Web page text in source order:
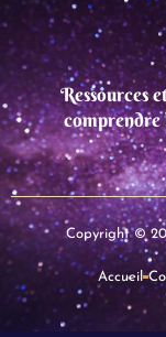
Ressources
comprendre
Copyright ©
Accueil